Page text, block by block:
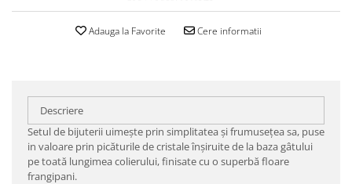
Adauga la Favorite Cere informatii
Descriere
Setul de bijuterii uimește prin simplitatea și frumusețea sa, puse
in valoare prin picăturile de cristale înșiruite de la baza gâtului
pe toată lungimea colierului, finisate cu o superbă floare
frangipani.